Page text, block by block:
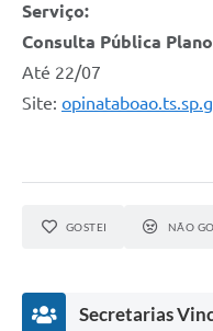
Serviço:
Consulta Pública
Até 22/07
Site:
GOSTEI NÃO
Secretarias